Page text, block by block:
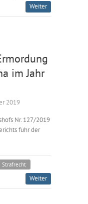
Weiter
im Jahr
2019
Nr. 127/2019
fuhr der
Strafrecht
Weiter